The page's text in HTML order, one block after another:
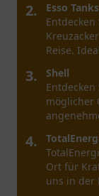
2.
Esso
Reise.
3.
Shell
möglicher
4.
Ort für
uns in der